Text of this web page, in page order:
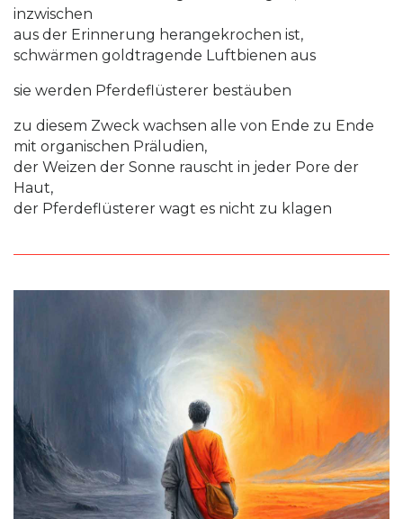
inzwischen
aus der Erinnerung herangekrochen ist,
schwärmen goldtragende Luftbienen aus
sie werden Pferdeflüsterer bestäuben
zu diesem Zweck wachsen alle von Ende zu Ende
mit organischen Präludien,
der Weizen der Sonne rauscht in jeder Pore der
Haut,
der Pferdeflüsterer wagt es nicht zu klagen